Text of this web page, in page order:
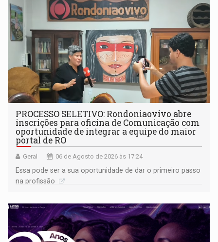
PROCESSO SELETIVO: Rondoniaovivo abre
inscrições para oficina de Comunicação com
oportunidade de integrar a equipe do maior
portal de RO
Geral 06 de Agosto de 2026 às 17:24
Essa pode ser a sua oportunidade de dar o primeiro passo
na profissão